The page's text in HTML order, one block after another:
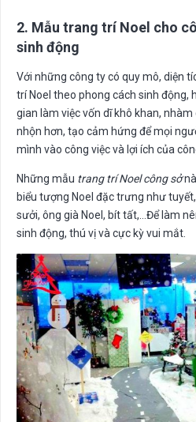
2. Mẫu trang trí Noel cho
sinh động
Với những công ty có quy mô, diện
trí Noel theo phong cách sinh động,
gian làm việc vốn dĩ khô khan,
nhộn hơn, tạo cảm hứng để mọi
mình vào công việc và lợi ích của
Những mẫu trang trí Noel công sở
biểu tượng Noel đặc trưng như
sưởi, ông già Noel, bít tất,…Để làm
sinh động, thú vị và cực kỳ vui mắt.